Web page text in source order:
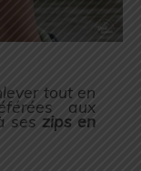
tout en
aux
ses zips en